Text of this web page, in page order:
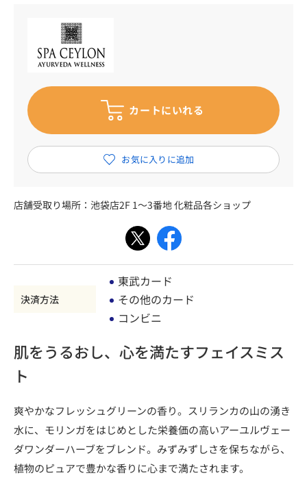
店舗受取り場所： 池袋店2F 1～3番地 化粧品各ショップ
決済方法
東武カード
その他のカード
コンビニ
肌をうるおし、心を満たすフェイスミス
ト
爽やかなフレッシュグリーンの香り。スリランカの山の湧き
水に、モリンガをはじめとした栄養価の高いアーユルヴェー
ダワンダーハーブをブレンド。みずみずしさを保ちながら、
植物のピュアで豊かな香りに心まで満たされます。